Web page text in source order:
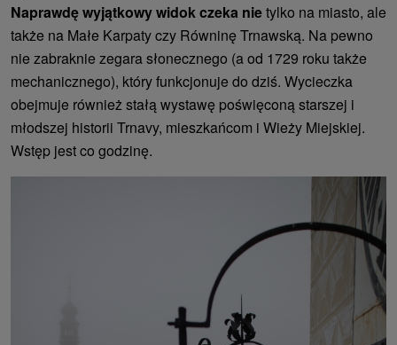
Naprawdę wyjątkowy widok czeka nietylko na miasto, ale
także na Małe Karpaty czy Równinę Trnawską. Na pewno
nie zabraknie zegara słonecznego (a od 1729 roku także
mechanicznego), który funkcjonuje do dziś. Wycieczka
obejmuje również stałą wystawę poświęconą starszej i
młodszej historii Trnavy, mieszkańcom i Wieży Miejskiej.
Wstęp jest co godzinę.